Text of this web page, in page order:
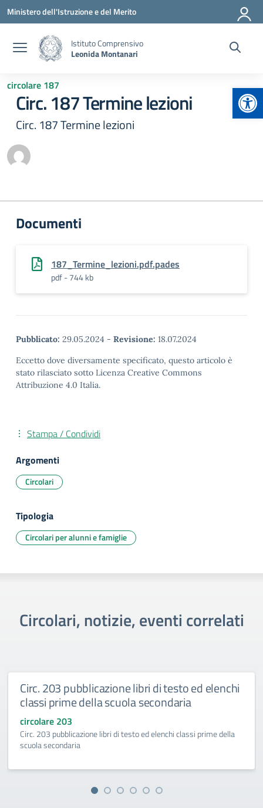
Vai ai contenuti
Vai al menu di navigazione
Vai al footer
Ministero dell'Istruzione e del Merito
Istituto Comprensivo
Leonida Montanari
circolare 187
Circ. 187 Termine lezioni
Circ. 187 Termine lezioni
Documenti
187_Termine_lezioni.pdf.pades
pdf - 744 kb
Pubblicato: 29.05.2024 - Revisione: 18.07.2024
Eccetto dove diversamente specificato, questo articolo è
stato rilasciato sotto Licenza Creative Commons
Attribuzione 4.0 Italia.
Stampa / Condividi
Argomenti
Circolari
Tipologia
Circolari per alunni e famiglie
Circolari, notizie, eventi correlati
Circ. 203 pubblicazione libri di testo ed elenchi
classi prime della scuola secondaria
circolare 203
Circ. 203 pubblicazione libri di testo ed elenchi classi prime della
scuola secondaria